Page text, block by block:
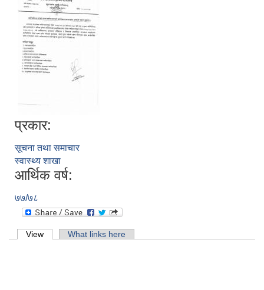
प्रकार:
सूचना तथा समाचार
स्वास्थ्य शाखा
आर्थिक वर्ष:
७७/७८
Primary tabs
View (active tab)What links here